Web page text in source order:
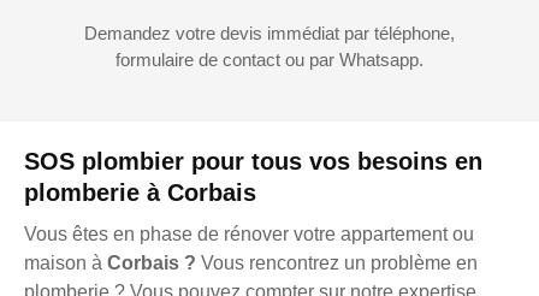
SOS plombier pour tous vos besoins en
plomberie à Corbais
Vous êtes en phase de rénover votre appartement ou
maison à Corbais ? Vous rencontrez un problème en
Demandez votre devis immédiat par téléphone,
formulaire de contact ou par Whatsapp.